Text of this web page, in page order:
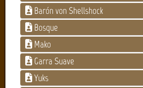
Barón von Shellshock
Bosque
Mako
Garra Suave
Yuks